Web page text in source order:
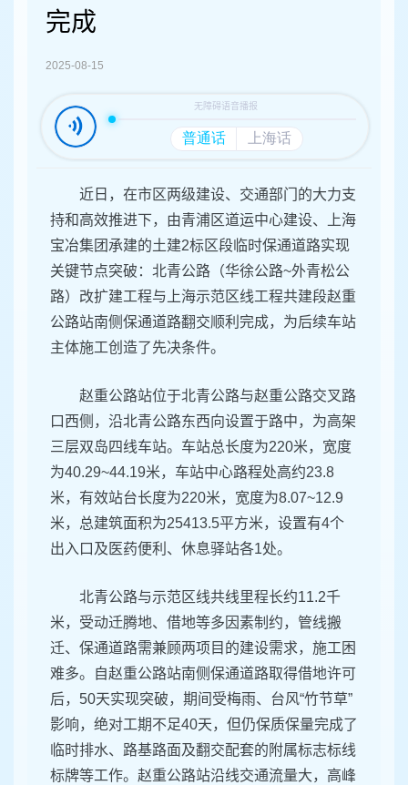
完成
2025-08-15
近日，在市区两级建设、交通部门的大力支
持和高效推进下，由青浦区道运中心建设、上海
宝冶集团承建的土建2标区段临时保通道路实现
关键节点突破：北青公路（华徐公路~外青松公
路）改扩建工程与上海示范区线工程共建段赵重
公路站南侧保通道路翻交顺利完成，为后续车站
主体施工创造了先决条件。
赵重公路站位于北青公路与赵重公路交叉路
口西侧，沿北青公路东西向设置于路中，为高架
三层双岛四线车站。车站总长度为220米，宽度
为40.29~44.19米，车站中心路程处高约23.8
米，有效站台长度为220米，宽度为8.07~12.9
米，总建筑面积为25413.5平方米，设置有4个
出入口及医药便利、休息驿站各1处。
北青公路与示范区线共线里程长约11.2千
米，受动迁腾地、借地等多因素制约，管线搬
迁、保通道路需兼顾两项目的建设需求，施工困
难多。自赵重公路站南侧保通道路取得借地许可
后，50天实现突破，期间受梅雨、台风“竹节草”
影响，绝对工期不足40天，但仍保质保量完成了
临时排水、路基路面及翻交配套的附属标志标线
标牌等工作。赵重公路站沿线交通流量大，高峰